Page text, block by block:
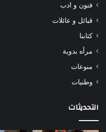
فنون و ادب
قبائل و عائلات
كتابنا
مرأه بدوية
منوعات
وطنيات
التحديثات